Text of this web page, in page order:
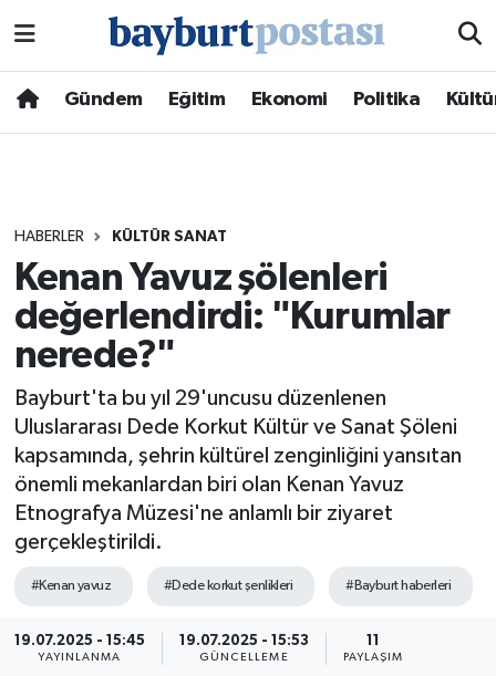
Gündem Eğitim Ekonomi Politika
HABERLER KÜLTÜR SANAT
Kenan Yavuz şölenleri
değerlendirdi: "Kurumlar
nerede?"
Bayburt'ta bu yıl 29'uncusu düzenlenen
Uluslararası Dede Korkut Kültür ve Sanat Şöleni
kapsamında, şehrin kültürel zenginliğini yansıtan
önemli mekanlardan biri olan Kenan Yavuz
Etnografya Müzesi'ne anlamlı bir ziyaret
gerçekleştirildi.
#Kenan yavuz #Dede korkut şenlikleri #Bayburt haberleri
19.07.2025 - 15:45
YAYINLANMA
19.07.2025 - 15:53
GÜNCELLEME
11
PAYLAŞIM
Hava Durumu
Süper Lig Puan Durumu ve Fikstür
Tüm Manşetler
Son Dakika Haberleri
Haber Arşivi